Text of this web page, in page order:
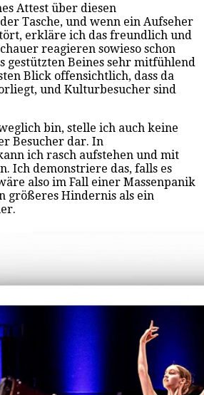
Attest über diesen
Tasche, und wenn ein Aufseher
erkläre ich das freundlich und
reagieren sowieso schon
gestützten Beines sehr mitfühlend
Blick offensichtlich, dass da
und Kulturbesucher sind
bin, stelle ich auch keine
Besucher dar. In
ich rasch aufstehen und mit
Ich demonstriere das, falls es
also im Fall einer Massenpanik
größeres Hindernis als ein